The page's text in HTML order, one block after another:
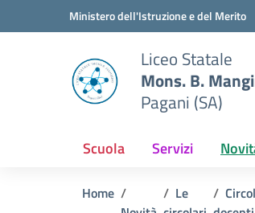
Vai ai contenuti
Vai al menu di navigazioneMinistero dell'Istruzione e del Merito
Liceo Statale
Mons. B.
Pagani (SA)
Scuola Servizi
Home
Le